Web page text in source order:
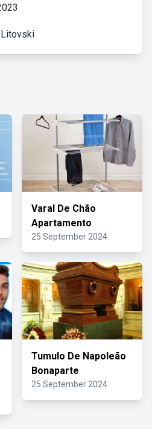
Litovski
Varal De Chão
Apartamento
25 September 2024
Tumulo De Napoleão
Bonaparte
25 September 2024